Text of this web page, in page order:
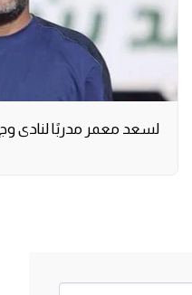
لسعد معمر مدربًا لنادي وج